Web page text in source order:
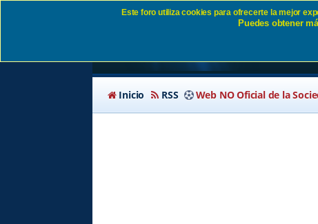
Comentarios sobre
Inicio RSS Web NO Oficial de la
Este foro utiliza cookies para ofrecerte la mejor
Puedes obtener